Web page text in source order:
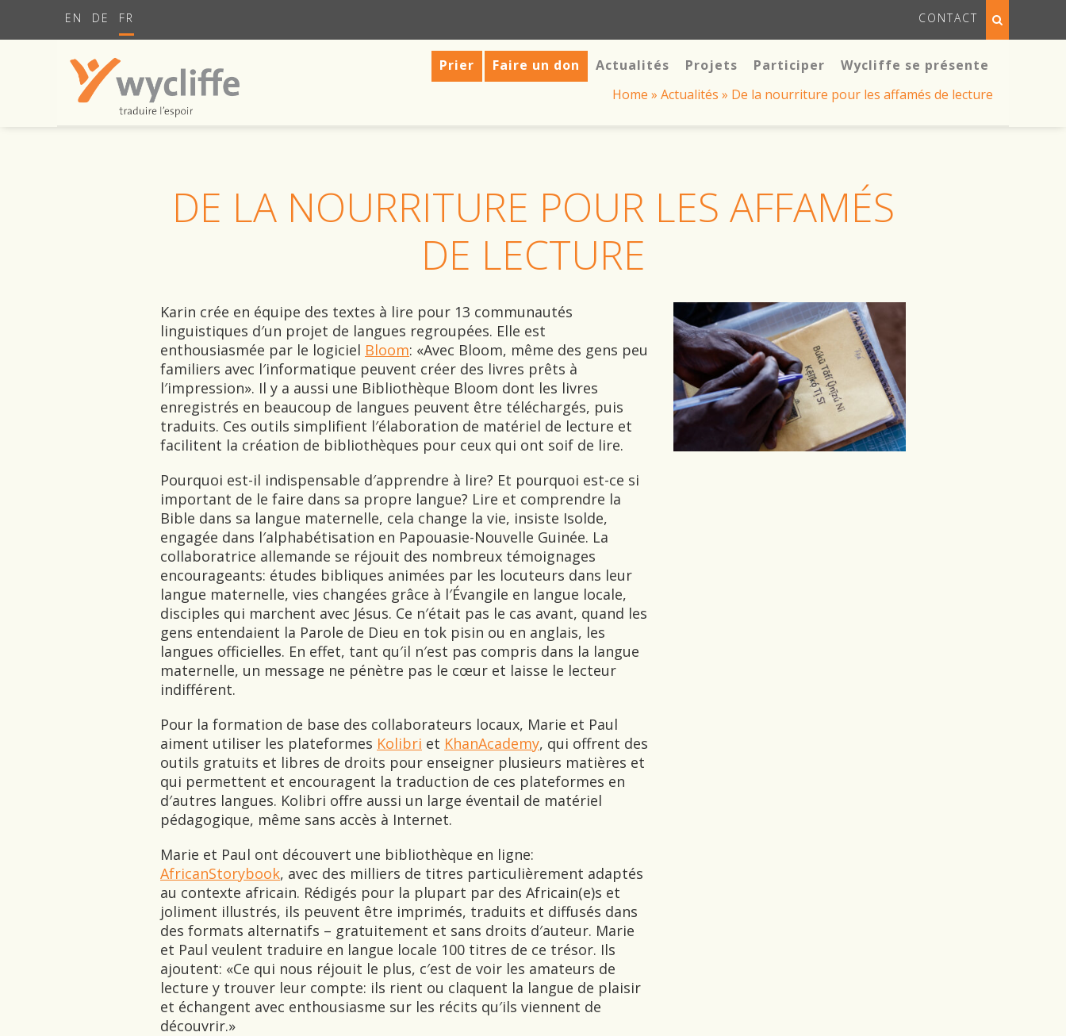
EN DE FR CONTACT
Prier Faire un don Actualités Projets Participer
Wycliffe se présente
Home » Actualités » De la nourriture pour les affamés de lecture
DE LA NOURRITURE POUR LES AFFAMÉS
DE LECTURE
Karin crée en équipe des textes à lire pour 13 communautés
linguistiques d′un projet de langues regroupées. Elle est
enthousiasmée par le logiciel Bloom: «Avec Bloom, même des gens peu
familiers avec l′informatique peuvent créer des livres prêts à
l′impression». Il y a aussi une Bibliothèque Bloom dont les livres
enregistrés en beaucoup de langues peuvent être téléchargés, puis
traduits. Ces outils simplifient l′élaboration de matériel de lecture et
facilitent la création de bibliothèques pour ceux qui ont soif de lire.
Pourquoi est-il indispensable d′apprendre à lire? Et pourquoi est-ce si
important de le faire dans sa propre langue? Lire et comprendre la
Bible dans sa langue maternelle, cela change la vie, insiste Isolde,
engagée dans l′alphabétisation en Papouasie-Nouvelle Guinée. La
collaboratrice allemande se réjouit des nombreux témoignages
encourageants: études bibliques animées par les locuteurs dans leur
langue maternelle, vies changées grâce à l′Évangile en langue locale,
disciples qui marchent avec Jésus. Ce n′était pas le cas avant, quand les
gens entendaient la Parole de Dieu en tok pisin ou en anglais, les
langues officielles. En effet, tant qu′il n′est pas compris dans la langue
maternelle, un message ne pénètre pas le cœur et laisse le lecteur
indifférent.
Pour la formation de base des collaborateurs locaux, Marie et Paul
aiment utiliser les plateformes Kolibri et KhanAcademy, qui offrent des
outils gratuits et libres de droits pour enseigner plusieurs matières et
qui permettent et encouragent la traduction de ces plateformes en
d′autres langues. Kolibri offre aussi un large éventail de matériel
pédagogique, même sans accès à Internet.
Marie et Paul ont découvert une bibliothèque en ligne:
AfricanStorybook, avec des milliers de titres particulièrement adaptés
au contexte africain. Rédigés pour la plupart par des Africain(e)s et
joliment illustrés, ils peuvent être imprimés, traduits et diffusés dans
des formats alternatifs – gratuitement et sans droits d′auteur. Marie
et Paul veulent traduire en langue locale 100 titres de ce trésor. Ils
ajoutent: «Ce qui nous réjouit le plus, c′est de voir les amateurs de
lecture y trouver leur compte: ils rient ou claquent la langue de plaisir
et échangent avec enthousiasme sur les récits qu′ils viennent de
découvrir.»